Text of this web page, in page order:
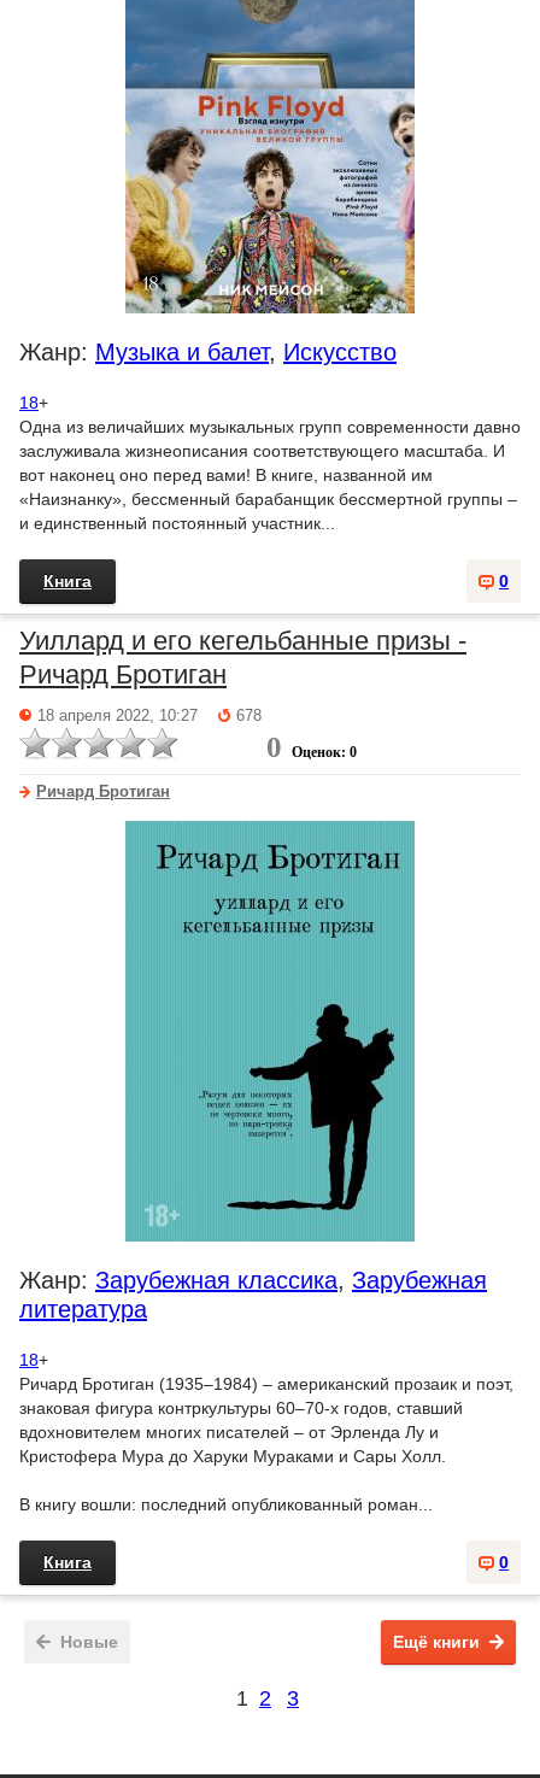
Жанр: Музыка и балет, Искусство
18+
Одна из величайших музыкальных групп современности давно
заслуживала жизнеописания соответствующего масштаба. И
вот наконец оно перед вами! В книге, названной им
«Наизнанку», бессменный барабанщик бессмертной группы –
и единственный постоянный участник...
0
Книга
Уиллард и его кегельбанные призы -
Ричард Бротиган
18 апреля 2022, 10:27 678
0 Оценок: 0
Ричард Бротиган
Жанр: Зарубежная классика, Зарубежная
литература
18+
Ричард Бротиган (1935–1984) – американский прозаик и поэт,
знаковая фигура контркультуры 60–70-х годов, ставший
вдохновителем многих писателей – от Эрленда Лу и
Кристофера Мура до Харуки Мураками и Сары Холл.
В книгу вошли: последний опубликованный роман...
0
Книга
Новые Ещё книги
1 2 3